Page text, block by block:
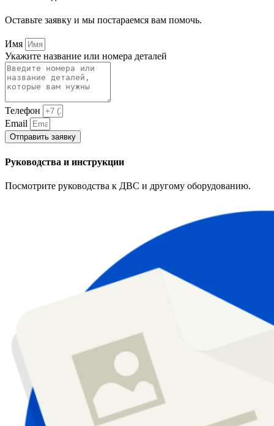
Оставьте заявку и мы постараемся вам помочь.
Имя
Укажите название или номера деталей
Телефон
Email
Отправить заявку
Руководства и инструкции
Посмотрите руководства к ДВС и другому оборудованию.